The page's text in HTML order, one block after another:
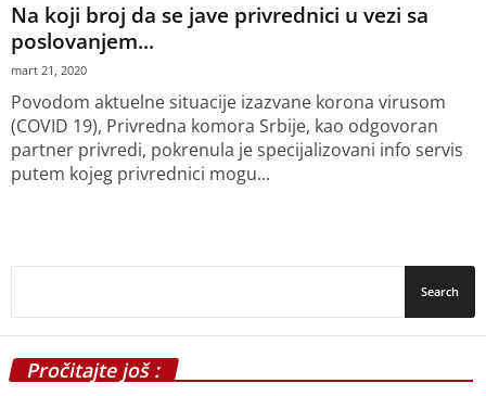
Na koji broj da se jave privrednici u vezi sa
poslovanjem...
mart 21, 2020
Povodom aktuelne situacije izazvane korona virusom
(COVID 19), Privredna komora Srbije, kao odgovoran
partner privredi, pokrenula je specijalizovani info servis
putem kojeg privrednici mogu...
Pročitajte još :